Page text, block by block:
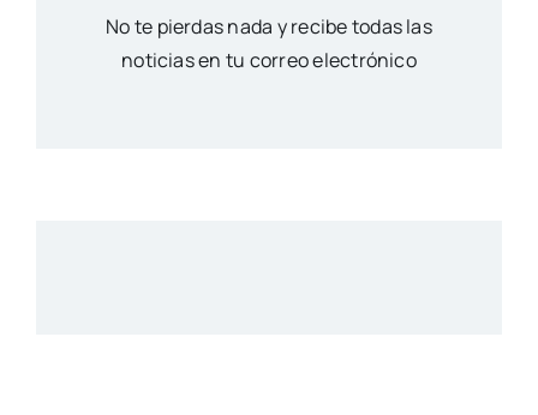
No te pierdas nada y recibe todas las
noticias en tu correo electrónico